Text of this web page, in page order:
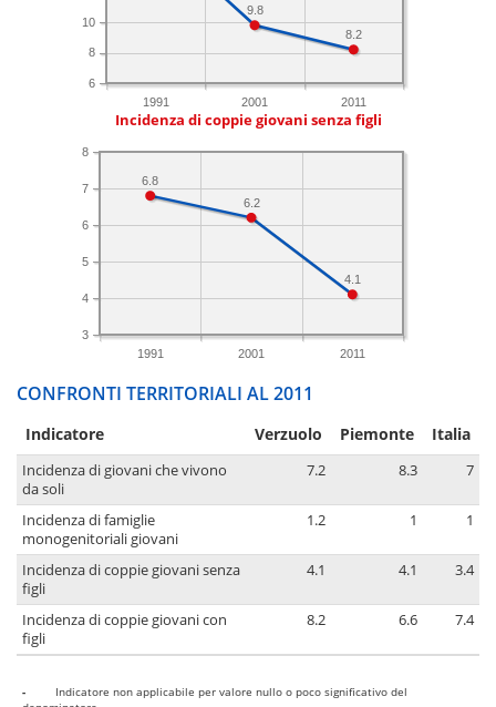
1991 2001 2011
6
8
10
8.2
9.8
Incidenza di coppie giovani senza figli
1991 2001 2011
3
4
5
6
7
8
4.1
6.2
6.8
CONFRONTI TERRITORIALI AL 2011
Indicatore Verzuolo Piemonte Italia
Incidenza di giovani che vivono
da soli
7.2 8.3 7
Incidenza di famiglie
monogenitoriali giovani
1.2 1 1
Incidenza di coppie giovani senza
figli
4.1 4.1 3.4
Incidenza di coppie giovani con
figli
8.2 6.6 7.4
-
Indicatore non applicabile per valore nullo o poco significativo del